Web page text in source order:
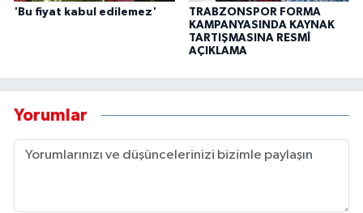
'Bu fiyat kabul edilemez'
TRABZONSPOR FORMA
KAMPANYASINDA KAYNAK
TARTIŞMASINA RESMÎ
AÇIKLAMA
Yorumlar